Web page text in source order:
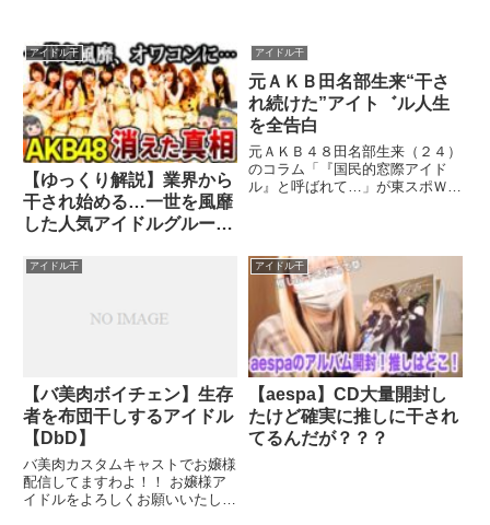
アイドル干
【ゆっくり解説】業界から
干され始める…一世を風靡
した人気アイドルグループ
た理由
アイドル干
元ＡＫＢ田名部生来“干さ
れ続けた”アイト゛ル人生
を全告白
元ＡＫＢ４８田名部生来（２４）
のコラム「『国民的窓際アイド
ル』と呼ばれて…」が東スポＷｅ
ツイート
アイドル干
【バ美肉ボイチェン】生存
者を布団干しするアイドル
【DbD】
バ美肉カスタムキャストでお嬢様
配信してますわよ！！ お嬢様ア
イドルをよろしくお願いいたしま
アイドル干
【aespa】CD大量開封し
たけど確実に推しに干され
てるんだが？？？